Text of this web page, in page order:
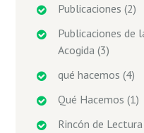
Publicaciones (2)
Publicaciones de
Acogida (3)
qué hacemos (4)
Qué Hacemos (1)
Rincón de Lectura